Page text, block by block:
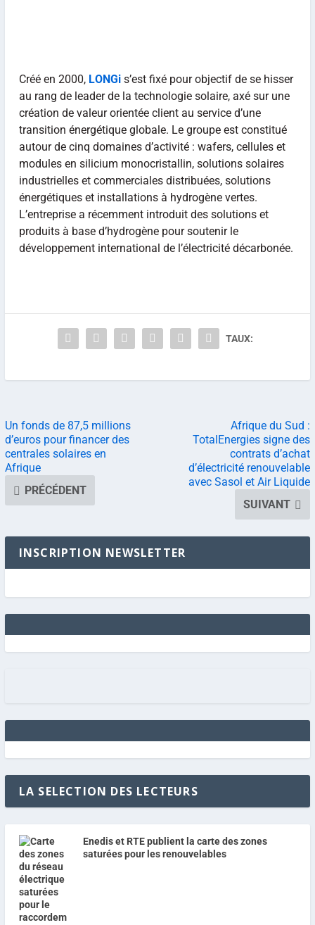
Créé en 2000, LONGi s’est fixé pour objectif de se hisser
au rang de leader de la technologie solaire, axé sur une
création de valeur orientée client au service d’une
transition énergétique globale. Le groupe est constitué
autour de cinq domaines d’activité : wafers, cellules et
modules en silicium monocristallin, solutions solaires
industrielles et commerciales distribuées, solutions
énergétiques et installations à hydrogène vertes.
L’entreprise a récemment introduit des solutions et
produits à base d’hydrogène pour soutenir le
développement international de l’électricité décarbonée.
TAUX:
Un fonds de 87,5 millions
d’euros pour financer des
centrales solaires en
Afrique
PRÉCÉDENT
Afrique du Sud :
TotalEnergies signe des
contrats d’achat
d’électricité renouvelable
avec Sasol et Air Liquide
SUIVANT
INSCRIPTION NEWSLETTER
LA SELECTION DES LECTEURS
Enedis et RTE publient la carte des zones
saturées pour les renouvelables